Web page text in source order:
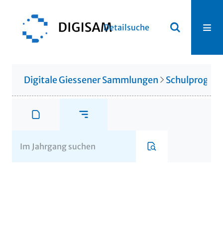
Detailsuche
Digitale Giessener Sammlungen